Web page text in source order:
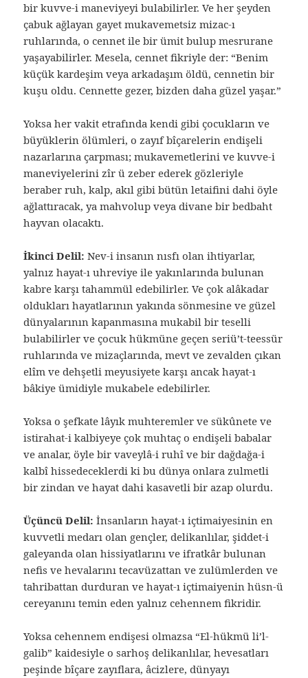
bir kuvve-i maneviyeyi bulabilirler. Ve her şeyden
çabuk ağlayan gayet mukavemetsiz mizac-ı
ruhlarında, o cennet ile bir ümit bulup mesrurane
yaşayabilirler. Mesela, cennet fikriyle der: “Benim
küçük kardeşim veya arkadaşım öldü, cennetin bir
kuşu oldu. Cennette gezer, bizden daha güzel yaşar.”
Yoksa her vakit etrafında kendi gibi çocukların ve
büyüklerin ölümleri, o zayıf bîçarelerin endişeli
nazarlarına çarpması; mukavemetlerini ve kuvve-i
maneviyelerini zîr ü zeber ederek gözleriyle
beraber ruh, kalp, akıl gibi bütün letaifini dahi öyle
ağlattıracak, ya mahvolup veya divane bir bedbaht
hayvan olacaktı.
İkinci Delil: Nev-i insanın nısfı olan ihtiyarlar,
yalnız hayat-ı uhreviye ile yakınlarında bulunan
kabre karşı tahammül edebilirler. Ve çok alâkadar
oldukları hayatlarının yakında sönmesine ve güzel
dünyalarının kapanmasına mukabil bir teselli
bulabilirler ve çocuk hükmüne geçen seriü’t-teessür
ruhlarında ve mizaçlarında, mevt ve zevalden çıkan
elîm ve dehşetli meyusiyete karşı ancak hayat-ı
bâkiye ümidiyle mukabele edebilirler.
Yoksa o şefkate lâyık muhteremler ve sükûnete ve
istirahat-i kalbiyeye çok muhtaç o endişeli babalar
ve analar, öyle bir vaveylâ-i ruhî ve bir dağdağa-i
kalbî hissedeceklerdi ki bu dünya onlara zulmetli
bir zindan ve hayat dahi kasavetli bir azap olurdu.
Üçüncü Delil: İnsanların hayat-ı içtimaiyesinin en
kuvvetli medarı olan gençler, delikanlılar, şiddet-i
galeyanda olan hissiyatlarını ve ifratkâr bulunan
nefis ve hevalarını tecavüzattan ve zulümlerden ve
tahribattan durduran ve hayat-ı içtimaiyenin hüsn-ü
cereyanını temin eden yalnız cehennem fikridir.
Yoksa cehennem endişesi olmazsa “El-hükmü li’l-
galib” kaidesiyle o sarhoş delikanlılar, hevesatları
peşinde bîçare zayıflara, âcizlere, dünyayı